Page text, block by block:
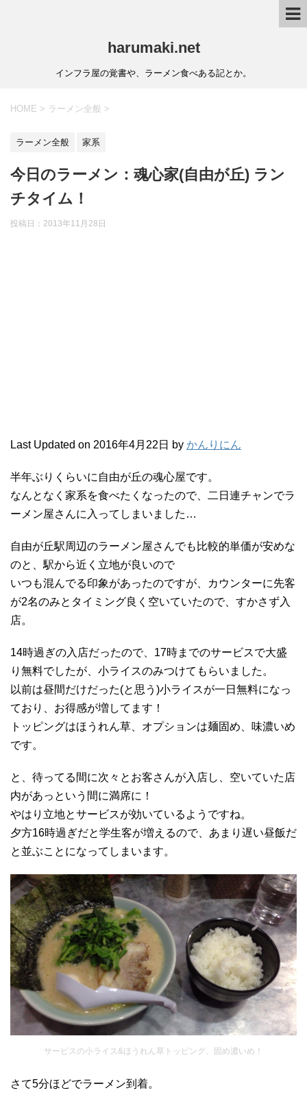
harumaki.net
インフラ屋の覚書や、ラーメン食べある記とか。
HOME > ラーメン全般 >
ラーメン全般 家系
今日のラーメン：魂心家(自由が丘) ラン
チタイム！
投稿日：2013年11月28日
Last Updated on 2016年4月22日 by かんりにん
半年ぶりくらいに自由が丘の魂心屋です。
なんとなく家系を食べたくなったので、二日連チャンでラ
ーメン屋さんに入ってしまいました…
自由が丘駅周辺のラーメン屋さんでも比較的単価が安めな
のと、駅から近く立地が良いので
いつも混んでる印象があったのですが、カウンターに先客
が2名のみとタイミング良く空いていたので、すかさず入
店。
14時過ぎの入店だったので、17時までのサービスで大盛
り無料でしたが、小ライスのみつけてもらいました。
以前は昼間だけだった(と思う)小ライスが一日無料になっ
ており、お得感が増してます！
トッピングはほうれん草、オプションは麺固め、味濃いめ
です。
と、待ってる間に次々とお客さんが入店し、空いていた店
内があっという間に満席に！
やはり立地とサービスが効いているようですね。
夕方16時過ぎだと学生客が増えるので、あまり遅い昼飯だ
と並ぶことになってしまいます。
サービスの小ライス&ほうれん草トッピング、固め濃いめ！
さて5分ほどでラーメン到着。